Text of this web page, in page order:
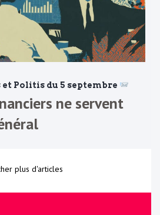
et Politis du 5 septembre
ne servent
plus d'articles